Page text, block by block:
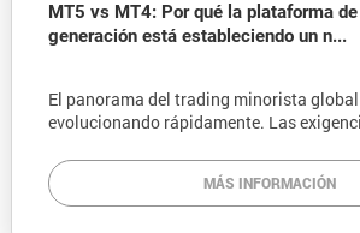
MT5 vs MT4: Por qué la plataforma
generación está estableciendo un n...
El panorama del trading minorista
evolucionando rápidamente. Las
MÁS INFORMACIÓN